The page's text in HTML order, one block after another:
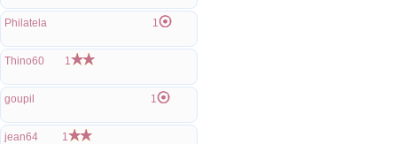
Philatela 1
Thino60 1
goupil 1
jean64 1